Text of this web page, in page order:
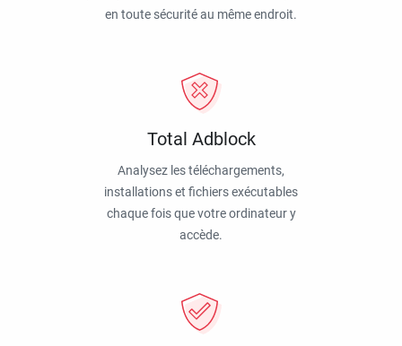
en toute sécurité au même endroit.
Total Adblock
Analysez les téléchargements,
installations et fichiers exécutables
chaque fois que votre ordinateur y
accède.